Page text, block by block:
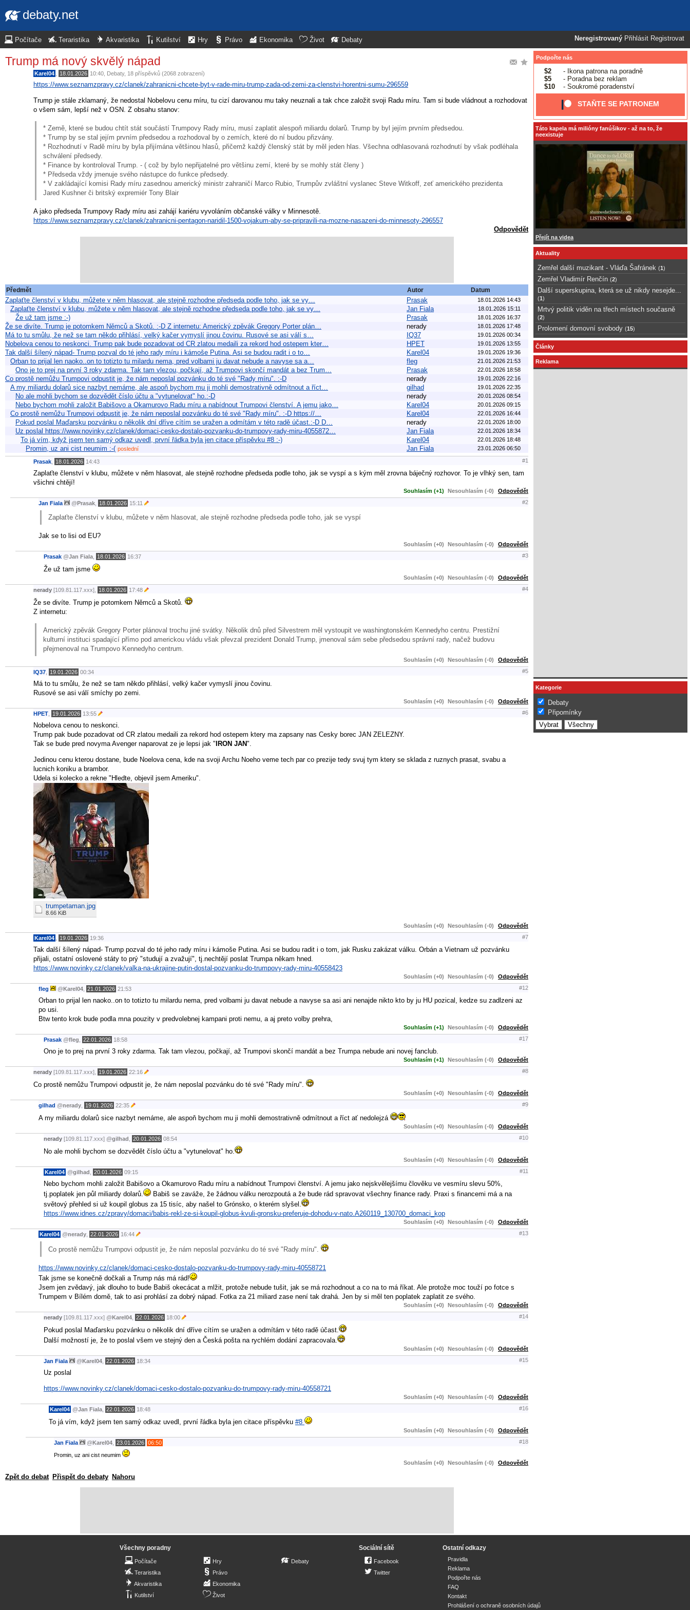
debaty.net
Neregistrovaný Přihlásit Registrovat
Počítače Teraristika Akvaristika Kutilství Hry Právo Ekonomika Život Debaty
Trump má nový skvělý nápad
Karel04 18.01.2026 10:40 Debaty, 18 příspěvků (2068 zobrazení)
https://www.seznamzpravy.cz/clanek/zahranicni-chcete-byt-v-rade-miru-trump-zada-od-zemi-za-clenstvi-horentni-sumu-296559
Trump je stále zklamaný, že nedostal Nobelovu cenu míru, tu cizí darovanou mu taky neuznali a tak chce založit svoji Radu míru. Tam si bude vládnout a rozhodovat
o všem sám, lepší než v OSN. Z obsahu stanov:
* Země, které se budou chtít stát součástí Trumpovy Rady míru, musí zaplatit alespoň miliardu dolarů. Trump by byl jejím prvním předsedou.
* Trump by se stal jejím prvním předsedou a rozhodoval by o zemích, které do ní budou přizvány.
* Rozhodnutí v Radě míru by byla přijímána většinou hlasů, přičemž každý členský stát by měl jeden hlas. Všechna odhlasovaná rozhodnutí by však podléhala
schválení předsedy.
* Finance by kontroloval Trump. - ( což by bylo nepřijatelné pro většinu zemí, které by se mohly stát členy )
* Předseda vždy jmenuje svého nástupce do funkce předsedy.
* V zakládající komisi Rady míru zasednou americký ministr zahraničí Marco Rubio, Trumpův zvláštní vyslanec Steve Witkoff, zeť amerického prezidenta
Jared Kushner či britský expremiér Tony Blair
A jako předseda Trumpovy Rady míru asi zahájí kariéru vyvoláním občanské války v Minnesotě.
https://www.seznamzpravy.cz/clanek/zahranicni-pentagon-naridil-1500-vojakum-aby-se-pripravili-na-mozne-nasazeni-do-minnesoty-296557
Odpovědět
Předmět Autor Datum
Zaplaťte členství v klubu, můžete v něm hlasovat, ale stejně rozhodne předseda podle toho, jak se vy… Prasak 18.01.2026 14:43
Zaplaťte členství v klubu, můžete v něm hlasovat, ale stejně rozhodne předseda podle toho, jak se vy… Jan Fiala 18.01.2026 15:11
Že už tam jsme :-) Prasak 18.01.2026 16:37
Že se divíte. Trump je potomkem Němců a Skotů. :-D Z internetu: Americký zpěvák Gregory Porter plán… nerady 18.01.2026 17:48
Má to tu smůlu, že než se tam někdo přihlásí, velký kačer vymyslí jinou čovinu. Rusové se asi válí s… IQ37 19.01.2026 00:34
Nobelova cenou to neskonci. Trump pak bude pozadovat od CR zlatou medaili za rekord hod ostepem kter… HPET 19.01.2026 13:55
Tak další šílený nápad- Trump pozval do té jeho rady míru i kámoše Putina. Asi se budou radit i o to… Karel04 19.01.2026 19:36
Orban to prijal len naoko..on to totizto tu milardu nema, pred volbami ju davat nebude a navyse sa a… fleg 21.01.2026 21:53
Ono je to prej na první 3 roky zdarma. Tak tam vlezou, počkají, až Trumpovi skončí mandát a bez Trum… Prasak 22.01.2026 18:58
Co prostě nemůžu Trumpovi odpustit je, že nám neposlal pozvánku do té své "Rady míru". :-D nerady 19.01.2026 22:16
A my miliardu dolarů sice nazbyt nemáme, ale aspoň bychom mu ji mohli demostrativně odmítnout a říct… gilhad 19.01.2026 22:35
No ale mohli bychom se dozvědět číslo účtu a "vytunelovat" ho.:-D nerady 20.01.2026 08:54
Nebo bychom mohli založit Babišovo a Okamurovo Radu míru a nabídnout Trumpovi členství. A jemu jako… Karel04 20.01.2026 09:15
Co prostě nemůžu Trumpovi odpustit je, že nám neposlal pozvánku do té své "Rady míru". :-D https://… Karel04 22.01.2026 16:44
Pokud poslal Maďarsku pozvánku o několik dní dříve cítím se uražen a odmítám v této radě účast.:-D D… nerady 22.01.2026 18:00
Uz poslal https://www.novinky.cz/clanek/domaci-cesko-dostalo-pozvanku-do-trumpovy-rady-miru-4055872… Jan Fiala 22.01.2026 18:34
To já vím, když jsem ten samý odkaz uvedl, první řádka byla jen citace příspěvku #8 :-) Karel04 22.01.2026 18:48
Promin, uz ani cist neumim :-( poslední Jan Fiala 23.01.2026 06:50
Prasak 18.01.2026 14:43 #1
Zaplaťte členství v klubu, můžete v něm hlasovat, ale stejně rozhodne předseda podle toho, jak se vyspí a s kým měl zrovna báječný rozhovor. To je vlhký sen, tam
všichni chtějí!
Souhlasím (+1) Nesouhlasím (-0) Odpovědět
Jan Fiala @Prasak 18.01.2026 15:11 #2
Zaplaťte členství v klubu, můžete v něm hlasovat, ale stejně rozhodne předseda podle toho, jak se vyspí
Jak se to lisi od EU?
Souhlasím (+0) Nesouhlasím (-0) Odpovědět
Prasak @Jan Fiala 18.01.2026 16:37 #3
Že už tam jsme
Souhlasím (+0) Nesouhlasím (-0) Odpovědět
nerady [109.81.117.xxx], 18.01.2026 17:48 #4
Že se divíte. Trump je potomkem Němců a Skotů.
Z internetu:
Americký zpěvák Gregory Porter plánoval trochu jiné svátky. Několik dnů před Silvestrem měl vystoupit ve washingtonském Kennedyho centru. Prestižní
kulturní instituci spadající přímo pod americkou vládu však převzal prezident Donald Trump, jmenoval sám sebe předsedou správní rady, načež budovu
přejmenoval na Trumpovo Kennedyho centrum.
Souhlasím (+0) Nesouhlasím (-0) Odpovědět
IQ37 19.01.2026 00:34 #5
Má to tu smůlu, že než se tam někdo přihlásí, velký kačer vymyslí jinou čovinu.
Rusové se asi válí smíchy po zemi.
Souhlasím (+0) Nesouhlasím (-0) Odpovědět
HPET 19.01.2026 13:55 #6
Nobelova cenou to neskonci.
Trump pak bude pozadovat od CR zlatou medaili za rekord hod ostepem ktery ma zapsany nas Cesky borec JAN ZELEZNY.
Tak se bude pred novyma Avenger naparovat ze je lepsi jak "IRON JAN".
Jedinou cenu kterou dostane, bude Noelova cena, kde na svoji Archu Noeho veme tech par co prezije tedy svuj tym ktery se sklada z ruznych prasat, svabu a
lucnich koniku a brambor.
Udela si kolecko a rekne "Hledte, objevil jsem Ameriku".
trumpetaman.jpg
8.66 KiB
Souhlasím (+0) Nesouhlasím (-0) Odpovědět
Karel04 19.01.2026 19:36 #7
Tak další šílený nápad- Trump pozval do té jeho rady míru i kámoše Putina. Asi se budou radit i o tom, jak Rusku zakázat válku. Orbán a Vietnam už pozvánku
přijali, ostatní oslovené státy to prý "studují a zvažují", tj.nechtějí poslat Trumpa někam hned.
https://www.novinky.cz/clanek/valka-na-ukrajine-putin-dostal-pozvanku-do-trumpovy-rady-miru-40558423
Souhlasím (+0) Nesouhlasím (-0) Odpovědět
fleg @ Karel04 21.01.2026 21:53 #12
Orban to prijal len naoko..on to totizto tu milardu nema, pred volbami ju davat nebude a navyse sa asi ani nenajde nikto kto by ju HU pozical, kedze su zadlzeni az
po usi.
Btw tento krok bude podla mna pouzity v predvolebnej kampani proti nemu, a aj preto volby prehra,
Souhlasím (+1) Nesouhlasím (-0) Odpovědět
Prasak @fleg 22.01.2026 18:58 #17
Ono je to prej na první 3 roky zdarma. Tak tam vlezou, počkají, až Trumpovi skončí mandát a bez Trumpa nebude ani novej fanclub.
Souhlasím (+1) Nesouhlasím (-0) Odpovědět
nerady [109.81.117.xxx], 19.01.2026 22:16 #8
Co prostě nemůžu Trumpovi odpustit je, že nám neposlal pozvánku do té své "Rady míru".
Souhlasím (+0) Nesouhlasím (-0) Odpovědět
gilhad @nerady 19.01.2026 22:35 #9
A my miliardu dolarů sice nazbyt nemáme, ale aspoň bychom mu ji mohli demostrativně odmítnout a říct ať nedolejzá
Souhlasím (+0) Nesouhlasím (-0) Odpovědět
nerady [109.81.117.xxx] @gilhad 20.01.2026 08:54 #10
No ale mohli bychom se dozvědět číslo účtu a "vytunelovat" ho.
Souhlasím (+0) Nesouhlasím (-0) Odpovědět
Karel04 @gilhad 20.01.2026 09:15 #11
Nebo bychom mohli založit Babišovo a Okamurovo Radu míru a nabídnout Trumpovi členství. A jemu jako nejskvělejšímu člověku ve vesmíru slevu 50%,
tj.poplatek jen půl miliardy dolarů.
Babiš se zaváže, že žádnou válku nerozpoutá a že bude rád spravovat všechny finance rady. Praxi s financemi má a na
světový přehled si už koupil globus za 15 tisíc, aby našel to Grónsko, o kterém slyšel.
https://www.idnes.cz/zpravy/domaci/babis-rekl-ze-si-koupil-globus-kvuli-gronsku-preferuje-dohodu-v-nato.A260119_130700_domaci_kop
Souhlasím (+0) Nesouhlasím (-0) Odpovědět
Karel04 @nerady 22.01.2026 16:44 #13
Co prostě nemůžu Trumpovi odpustit je, že nám neposlal pozvánku do té své "Rady míru".
https://www.novinky.cz/clanek/domaci-cesko-dostalo-pozvanku-do-trumpovy-rady-miru-40558721
Tak jsme se konečně dočkali a Trump nás má rád!
Jsem jen zvědavý, jak dlouho to bude Babiš okecácat a mlžit, protože nebude tušit, jak se má rozhodnout a co na to má říkat. Ale protože moc touží po fotce s
Trumpem v Bílém domě, tak to asi prohlásí za dobrý nápad. Fotka za 21 miliard zase není tak drahá. Jen by si měl ten poplatek zaplatit ze svého.
Souhlasím (+0) Nesouhlasím (-0) Odpovědět
nerady [109.81.117.xxx] @ Karel04 22.01.2026 18:00 #14
Pokud poslal Maďarsku pozvánku o několik dní dříve cítím se uražen a odmítám v této radě účast.
Další možností je, že to poslal všem ve stejný den a Česká pošta na rychlém dodání zapracovala.
Souhlasím (+0) Nesouhlasím (-0) Odpovědět
Jan Fiala @ Karel04 22.01.2026 18:34 #15
Uz poslal
https://www.novinky.cz/clanek/domaci-cesko-dostalo-pozvanku-do-trumpovy-rady-miru-40558721
Souhlasím (+0) Nesouhlasím (-0) Odpovědět
Karel04 @Jan Fiala 22.01.2026 18:48 #16
To já vím, když jsem ten samý odkaz uvedl, první řádka byla jen citace příspěvku #8
Souhlasím (+0) Nesouhlasím (-0) Odpovědět
Jan Fiala @ Karel04 23.01.2026 06:50 #18
Promin, uz ani cist neumim
Souhlasím (+0)
Nesouhlasím (-0) Odpovědět
Zpět do debat Přispět do debaty Nahoru
Podpořte nás
$2
- Ikona patrona na poradně
$5
- Poradna bez reklam
$10
- Soukromé poradenství
STAŇTE SE PATRONEM
Táto kapela má milióny fanúšikov - až na to, že
neexistuje
Přejít na videa
Aktuality
Zemřel další muzikant - Vláďa Šafránek (1 )
Zemřel Vladimír Renčín (2)
Další superskupina, která se už nikdy nesejde...
(1 )
Mrtvý politik viděn na třech místech současně
(2)
Prolomení domovní svobody (15)
Články
Reklama
Kategorie
Debaty
Připomínky
Všechny poradny
Počítače
Teraristika
Akvaristika
Kutilství
Hry
Právo
Ekonomika
Život
Debaty
Sociální sítě
Facebook
Twitter
Ostatní odkazy
Pravidla
Reklama
Podpořte nás
FAQ
Kontakt
Prohlášení o ochraně osobních údajů